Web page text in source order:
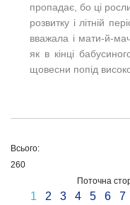
пропадає, бо ці
розвитку і літній
вважала і мати-й-
як в кінці
щовесни попід
Всього:
260
Поточна
1 2 3 4 5 6 7